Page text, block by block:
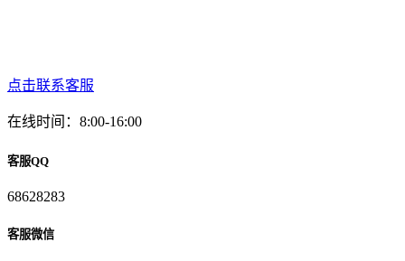
点击联系客服
在线时间：8:00-16:00
客服QQ
68628283
客服微信